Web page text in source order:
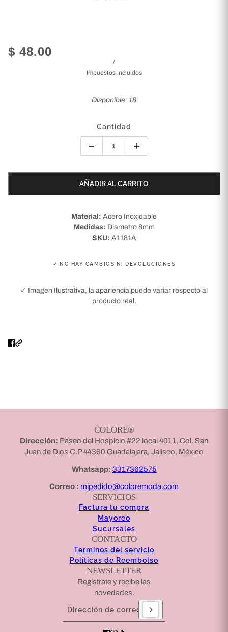
$ 48.00
/
Impuestos Incluidos
Disponible: 18
Cantidad
AÑADIR AL CARRITO
Material: Acero Inoxidable
Medidas: Diametro 8mm
SKU: A1181A
✓ NO HAY CAMBIOS NI DEVOLUCIONES
✓ Imagen Ilustrativa, la apariencia puede variar respecto al
producto real.
COLORE®
Dirección: Paseo del Hospicio #22 local 4011, Col. San
Juan de Dios C.P 44360 Guadalajara, Jalisco, México
Whatsapp: 3317362575
Correo : mipedido@coloremoda.com
SERVICIOS
Factura tu compra
Mayoreo
Sucursales
CONTACTO
Terminos del servicio
Políticas de Reembolso
NEWSLETTER
Regístrate y recibe las
novedades.
Dirección de correo electrónico
Este sitio está protegido por hCaptcha y se aplican